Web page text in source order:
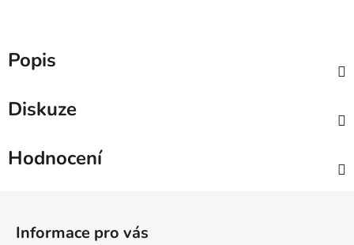
Popis
Diskuze
Hodnocení
Informace pro vás